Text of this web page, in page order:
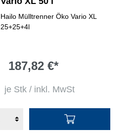
Hailo Mülltrenner Öko Vario XL
25+25+4l
187,82 €*
je Stk / inkl. MwSt